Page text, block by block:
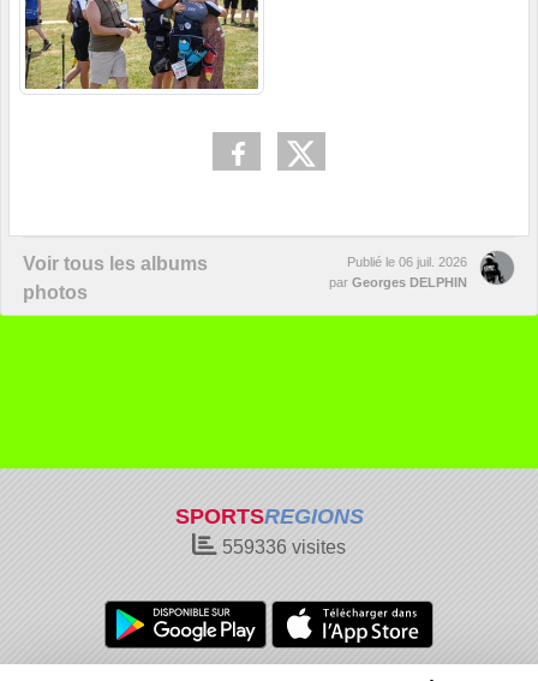
Voir tous les albums
photos
Publié le 06 juil. 2026
par Georges DELPHIN
SPORTSREGIONS
559336 visites